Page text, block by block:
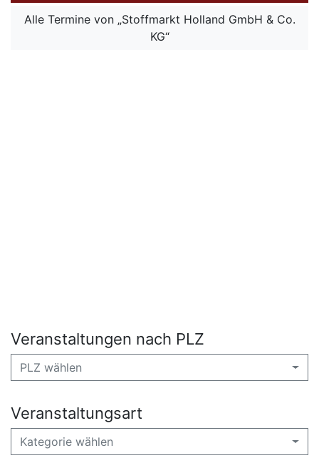
Alle Termine von „Stoffmarkt Holland GmbH & Co.
KG“
Veranstaltungen nach PLZ
PLZ wählen
Veranstaltungsart
Kategorie wählen